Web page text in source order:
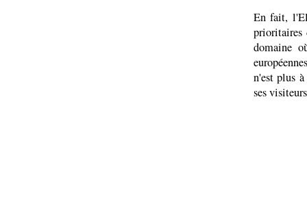
En fait,
prioritaires
domaine
n'est plus
ses